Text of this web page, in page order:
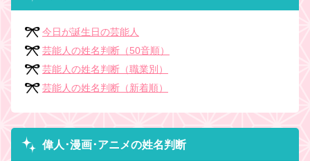
今日が誕生日の芸能人
芸能人の姓名判断（50音順）
芸能人の姓名判断（職業別）
芸能人の姓名判断（新着順）
偉人･漫画･アニメの姓名判断